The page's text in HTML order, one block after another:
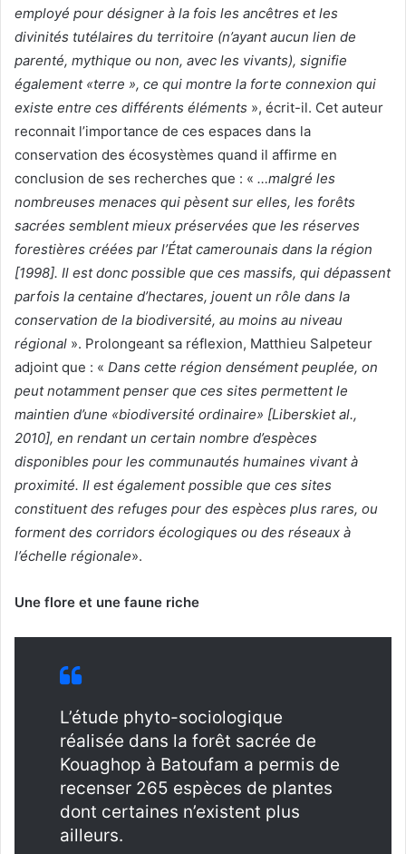
employé pour désigner à la fois les ancêtres et les
divinités tutélaires du territoire (n’ayant aucun lien de
parenté, mythique ou non, avec les vivants), signifie
également «terre », ce qui montre la forte connexion qui
existe entre ces différents éléments », écrit-il. Cet auteur
reconnait l’importance de ces espaces dans la
conservation des écosystèmes quand il affirme en
conclusion de ses recherches que : « …malgré les
nombreuses menaces qui pèsent sur elles, les forêts
sacrées semblent mieux préservées que les réserves
forestières créées par l’État camerounais dans la région
[1998]. Il est donc possible que ces massifs, qui dépassent
parfois la centaine d’hectares, jouent un rôle dans la
conservation de la biodiversité, au moins au niveau
régional ». Prolongeant sa réflexion, Matthieu Salpeteur
adjoint que : « Dans cette région densément peuplée, on
peut notamment penser que ces sites permettent le
maintien d’une «biodiversité ordinaire» [Liberskiet al.,
2010], en rendant un certain nombre d’espèces
disponibles pour les communautés humaines vivant à
proximité. Il est également possible que ces sites
constituent des refuges pour des espèces plus rares, ou
forment des corridors écologiques ou des réseaux à
l’échelle régionale».
Une flore et une faune riche
L’étude phyto-sociologique
réalisée dans la forêt sacrée de
Kouaghop à Batoufam a permis de
recenser 265 espèces de plantes
dont certaines n’existent plus
ailleurs.